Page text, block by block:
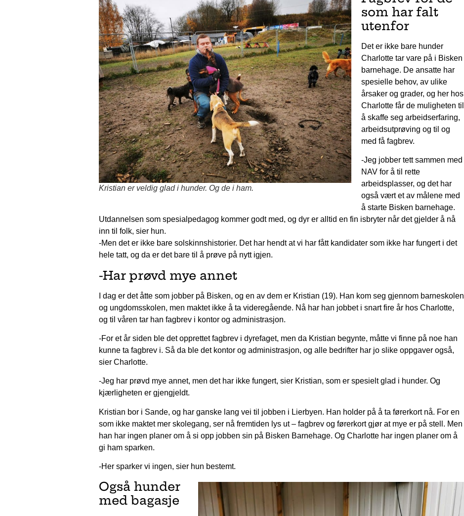
Kristian er veldig glad i hunder. Og de i ham.
som har falt
utenfor
Det er ikke bare hunder
Charlotte tar vare på i Bisken
barnehage. De ansatte har
spesielle behov, av ulike
årsaker og grader, og her hos
Charlotte får de muligheten til
å skaffe seg arbeidserfaring,
arbeidsutprøving og til og
med få fagbrev.
-Jeg jobber tett sammen med
NAV for å til rette
arbeidsplasser, og det har
også vært et av målene med
å starte Bisken barnehage.
Utdannelsen som spesialpedagog kommer godt med, og dyr er alltid en fin isbryter når det gjelder å nå
inn til folk, sier hun.
-Men det er ikke bare solskinnshistorier. Det har hendt at vi har fått kandidater som ikke har fungert i det
hele tatt, og da er det bare til å prøve på nytt igjen.
-Har prøvd mye annet
I dag er det åtte som jobber på Bisken, og en av dem er Kristian (19). Han kom seg gjennom barneskolen
og ungdomsskolen, men maktet ikke å ta videregående. Nå har han jobbet i snart fire år hos Charlotte,
og til våren tar han fagbrev i kontor og administrasjon.
-For et år siden ble det opprettet fagbrev i dyrefaget, men da Kristian begynte, måtte vi finne på noe han
kunne ta fagbrev i. Så da ble det kontor og administrasjon, og alle bedrifter har jo slike oppgaver også,
sier Charlotte.
-Jeg har prøvd mye annet, men det har ikke fungert, sier Kristian, som er spesielt glad i hunder. Og
kjærligheten er gjengjeldt.
Kristian bor i Sande, og har ganske lang vei til jobben i Lierbyen. Han holder på å ta førerkort nå. For en
som ikke maktet mer skolegang, ser nå fremtiden lys ut – fagbrev og førerkort gjør at mye er på stell. Men
han har ingen planer om å si opp jobben sin på Bisken Barnehage. Og Charlotte har ingen planer om å
gi ham sparken.
-Her sparker vi ingen, sier hun bestemt.
Også hunder
med bagasje